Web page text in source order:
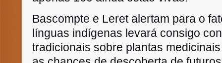
Bascompte e Leret alertam para o
línguas indígenas levará consigo
tradicionais sobre plantas